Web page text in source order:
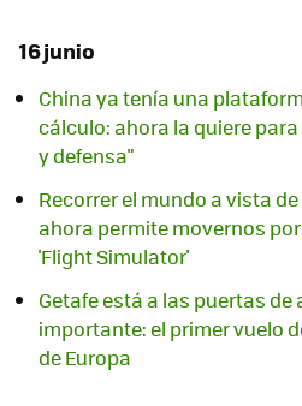
16 junio
China ya tenía una
cálculo: ahora la quiere
y defensa"
Recorrer el mundo a vista
ahora permite movernos
'Flight Simulator'
Getafe está a las puertas
importante: el primer vuelo
de Europa